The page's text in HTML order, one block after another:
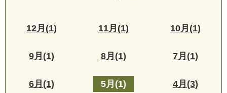
12月(1) 11月(1) 10月(1)
9月(1) 8月(1) 7月(1)
6月(1) 5月(1) 4月(3)